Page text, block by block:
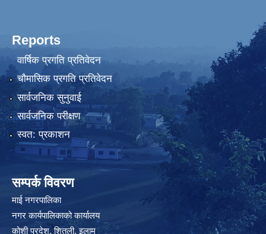
Reports
वार्षिक प्रगति प्रतिवेदन
चौमासिक प्रगति प्रतिवेदन
सार्वजनिक सुनुवाई
सार्वजनिक परीक्षण
स्वत: प्रकाशन
सम्पर्क विवरण
माई नगरपालिका
नगर कार्यपालिकाको कार्यालय
कोशी प्रदेश, शितली, इलाम